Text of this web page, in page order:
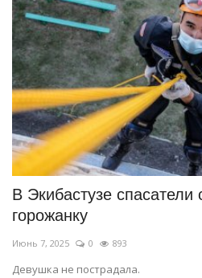
В Экибастузе спасатели
горожанку
Июнь 7, 2025 0 893
Девушка не пострадала.